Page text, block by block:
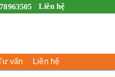
Liên hệ
vấn Liên hệ